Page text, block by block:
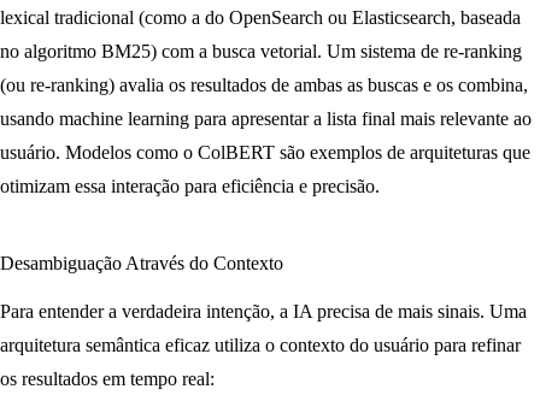
lexical tradicional (como a do OpenSearch ou Elasticsearch, baseada
no algoritmo BM25) com a busca vetorial. Um sistema de re-ranking
(ou re-ranking) avalia os resultados de ambas as buscas e os combina,
usando machine learning para apresentar a lista final mais relevante ao
usuário. Modelos como o ColBERT são exemplos de arquiteturas que
otimizam essa interação para eficiência e precisão.
Desambiguação Através do Contexto
Para entender a verdadeira intenção, a IA precisa de mais sinais. Uma
arquitetura semântica eficaz utiliza o contexto do usuário para refinar
os resultados em tempo real: